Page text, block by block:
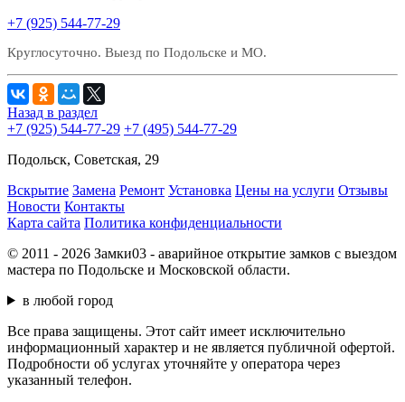
+7 (925) 544-77-29
Круглосуточно. Выезд по Подольске и МО.
Назад в раздел
+7 (925) 544-77-29 +7 (495) 544-77-29
Подольск, Советская, 29
Вскрытие Замена Ремонт Установка Цены на услуги Отзывы
Новости Контакты
Карта сайта Политика конфиденциальности
© 2011 - 2026 Замки03 - аварийное открытие замков с выездом
мастера по Подольске и Московской области.
в любой город
Все права защищены. Этот сайт имеет исключительно
информационный характер и не является публичной офертой.
Подробности об услугах уточняйте у оператора через
указанный телефон.